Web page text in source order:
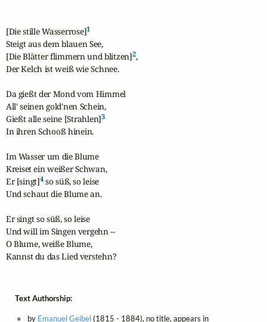
[Die stille Wasserrose]1
Steigt aus dem blauen See,
[Die Blätter flimmern und blitzen]2,
Der Kelch ist weiß wie Schnee.
Da gießt der Mond vom Himmel
All' seinen gold'nen Schein,
Gießt alle seine [Strahlen]3
In ihren Schooß hinein.
Im Wasser um die Blume
Kreiset ein weißer Schwan,
Er [singt]4 so süß, so leise
Und schaut die Blume an.
Er singt so süß, so leise
Und will im Singen vergehn --
O Blume, weiße Blume,
Kannst du das Lied verstehn?
Text Authorship:
by Emanuel Geibel(1815 - 1884), no title, appears in